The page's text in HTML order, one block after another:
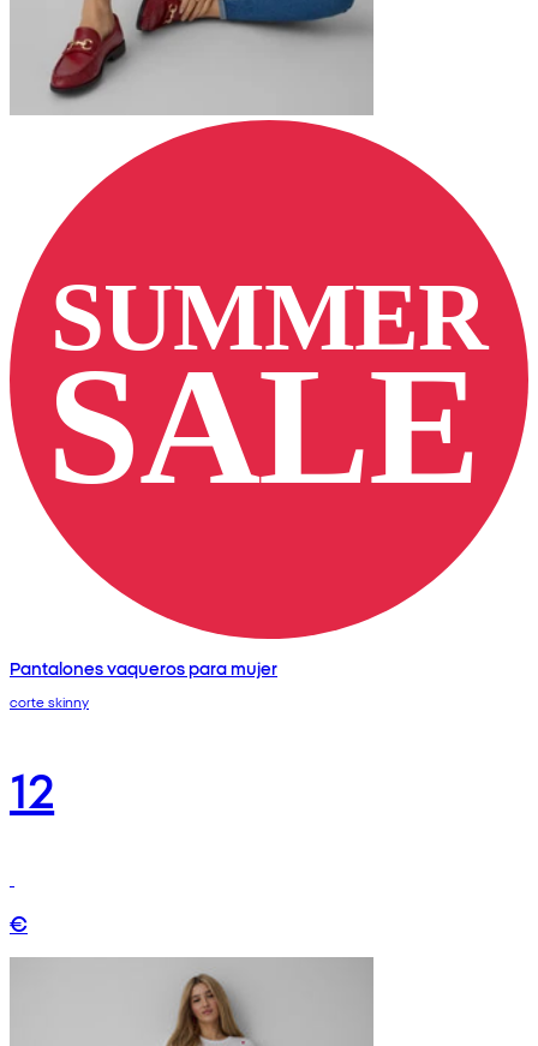
Pantalones vaqueros para mujer
corte skinny
12
€